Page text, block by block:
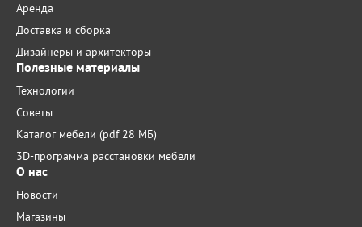
Аренда
Доставка и сборка
Дизайнеры и архитекторы
Полезные материалы
Технологии
Советы
Каталог мебели (pdf 28 МБ)
3D-программа расстановки мебели
О нас
Новости
Магазины